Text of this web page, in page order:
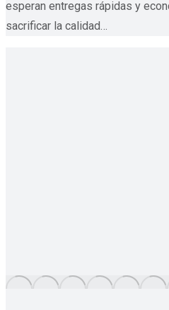
esperan entregas rápidas y
sacrificar la calidad…